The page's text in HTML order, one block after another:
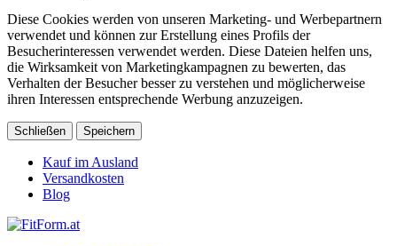
Diese Cookies werden von unseren Marketing- und Werbepartnern
verwendet und können zur Erstellung eines Profils der
Besucherinteressen verwendet werden. Diese Dateien helfen uns,
die Wirksamkeit von Marketingkampagnen zu bewerten, das
Verhalten der Besucher besser zu verstehen und möglicherweise
ihren Interessen entsprechende Werbung anzuzeigen.
Schließen Speichern
Kauf im Ausland
Versandkosten
Blog